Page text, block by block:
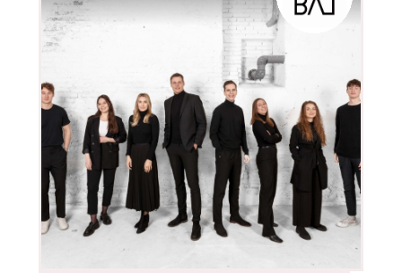
ČLÁNKY
Italské městečko, kde se historie
potkává s designem